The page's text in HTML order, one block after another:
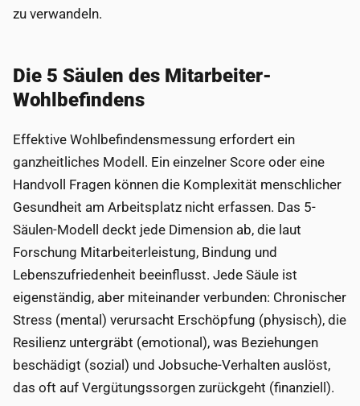
zu verwandeln.
Die 5 Säulen des Mitarbeiter-
Wohlbefindens
Effektive Wohlbefindensmessung erfordert ein
ganzheitliches Modell. Ein einzelner Score oder eine
Handvoll Fragen können die Komplexität menschlicher
Gesundheit am Arbeitsplatz nicht erfassen. Das 5-
Säulen-Modell deckt jede Dimension ab, die laut
Forschung Mitarbeiterleistung, Bindung und
Lebenszufriedenheit beeinflusst. Jede Säule ist
eigenständig, aber miteinander verbunden: Chronischer
Stress (mental) verursacht Erschöpfung (physisch), die
Resilienz untergräbt (emotional), was Beziehungen
beschädigt (sozial) und Jobsuche-Verhalten auslöst,
das oft auf Vergütungssorgen zurückgeht (finanziell).